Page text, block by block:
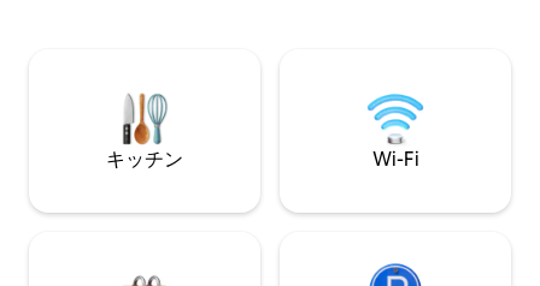
ができます。星空の夜と豊富な野生動
物。2つのテントが必要な場合は、同じ敷
地内に追加のリスティングがありますの
でご注意ください⛺️🏕
ングの後でホット
ご滞在は忘れられ
れます。
キッチン Wi-Fi